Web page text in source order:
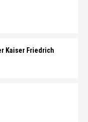
Kaiser Friedrich